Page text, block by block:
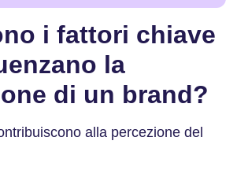
i fattori chiave
la
di un brand?
alla percezione del